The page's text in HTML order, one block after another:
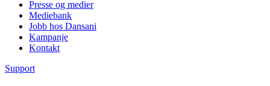
Presse og medier
Mediebank
Jobb hos Dansani
Kampanje
Kontakt
Support